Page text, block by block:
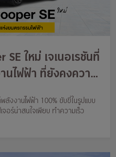
SE ใหม่ เจเนอเรชันที่
นไฟฟ้า ที่ยังคงความ
า 1.699 ล้านบาท
John
ลังงานไฟฟ้า 100% ขับขี่ในรูปแบบ
อร์น่าสนใจเพียบ ทำความเร็ว